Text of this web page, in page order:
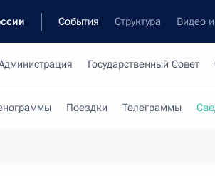
События Структура Видео
Государственный Совет
Поездки Телеграммы